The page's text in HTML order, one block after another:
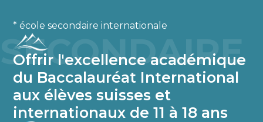
* école secondaire internationale
Offrir l'excellence académique
du Baccalauréat International
aux élèves suisses et
internationaux de 11 à 18 ans
SECONDAIRE